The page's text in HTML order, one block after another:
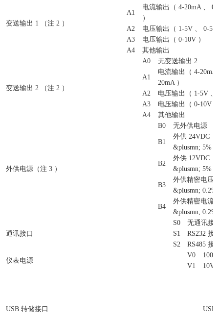
变送输出 1 （注 2 ）
A1
电流输出（ 4-20mA 、
）
A2
电压输出（ 1-5V 、 0-5V
A3
电压输出（ 0-10V ）
A4
其他输出
变送输出 2 （注 2 ）
A0 无变送输出 2
A1
电流输出（ 4-20mA
20mA ）
A2
电压输出（ 1-5V 、
A3
电压输出（ 0-10V
A4
其他输出
外供电源（注 3 ）
B0 无外供电源
B1
外供 24VDC
&plusmn; 5%
B2
外供 12VDC
&plusmn; 5%
B3
外供精密电压
&plusmn;
B4
外供精密电流
&plusmn;
通讯接口
S0
无通讯接
S1
RS232 接
S2
RS485 接
仪表电源
V0
V1
10V
USB 转储接口 USB